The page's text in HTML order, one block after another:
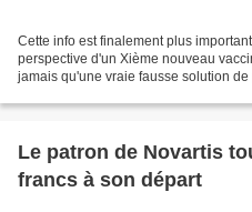
Cette info est finalement plus
perspective d'un Xième nouveau
jamais qu'une vraie fausse solution
Le patron de Novartis
francs à son départ